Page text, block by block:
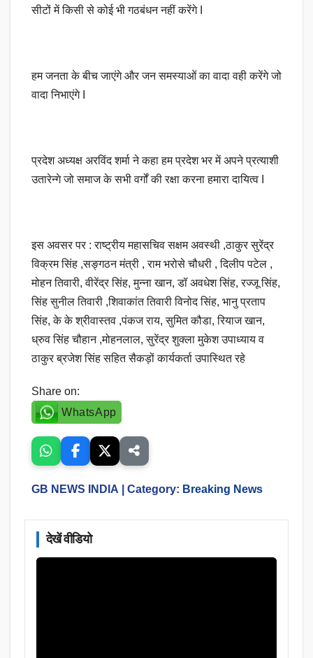
सीटों में किसी से कोई भी गठबंधन नहीं करेंगे I
हम जनता के बीच जाएंगे और जन समस्याओं का वादा वही करेंगे जो
वादा निभाएंगे I
प्रदेश अध्यक्ष अरविंद शर्मा ने कहा हम प्रदेश भर में अपने प्रत्याशी
उतारेन्गे जो समाज के सभी वर्गों की रक्षा करना हमारा दायित्व I
इस अवसर पर : राष्ट्रीय महासचिव सक्षम अवस्थी ,ठाकुर सुरेंद्र
विक्रम सिंह ,सङ्गठन मंत्री , राम भरोसे चौधरी , दिलीप पटेल ,
मोहन तिवारी, वीरेंद्र सिंह, मुन्ना खान, डॉ अवधेश सिंह, रज्जू सिंह,
सिंह सुनील तिवारी ,शिवाकांत तिवारी विनोद सिंह, भानु प्रताप
सिंह, के के श्रीवास्तव ,पंकज राय, सुमित कौडा, रियाज खान,
ध्रुव सिंह चौहान ,मोहनलाल, सुरेंद्र शुक्ला मुकेश उपाध्याय व
ठाकुर ब्रजेश सिंह सहित सैकड़ों कार्यकर्ता उपास्थित रहे
Share on:
WhatsApp
GB NEWS INDIA | Category: Breaking News
देखें वीडियो